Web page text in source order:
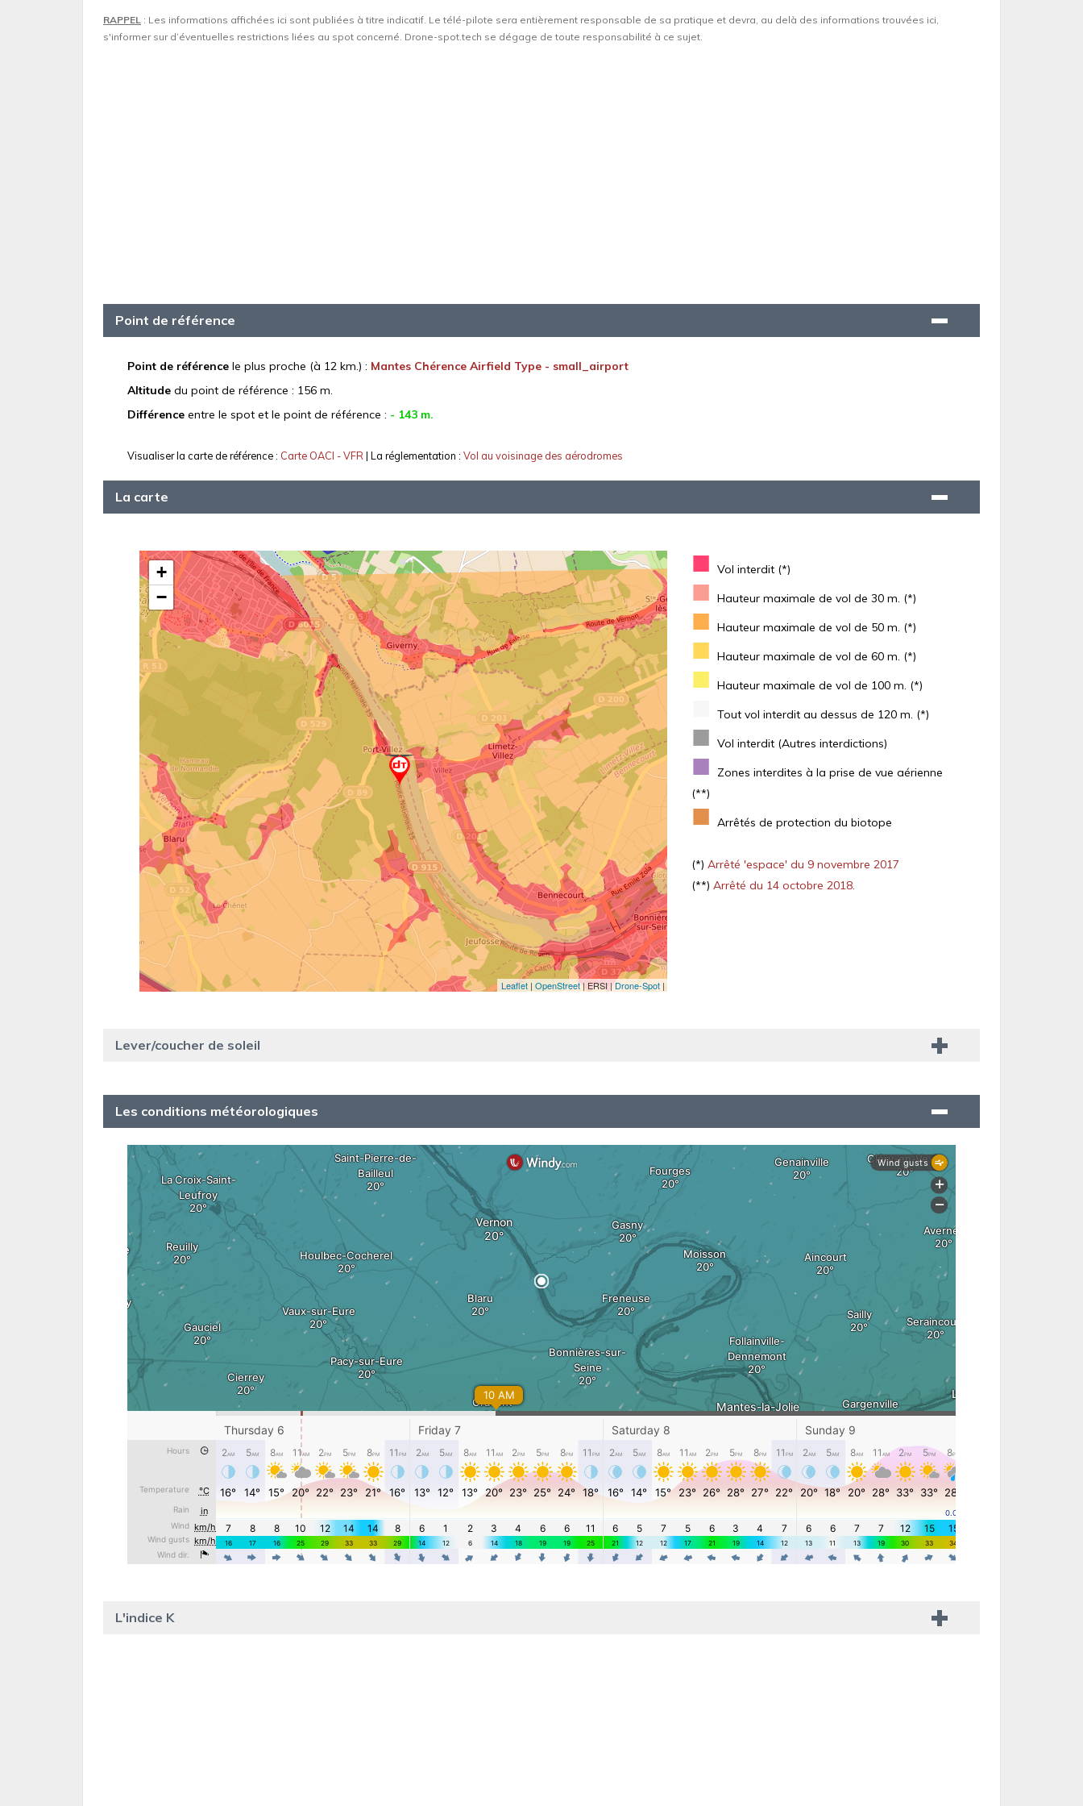
RAPPEL : Les informations affichées ici sont publiées à titre indicatif. Le télé-pilote sera entièrement responsable de sa pratique et devra, au delà des informations trouvées ici,
s'informer sur d’éventuelles restrictions liées au spot concerné. Drone-spot.tech se dégage de toute responsabilité à ce sujet.
Point de référence
Point de référence le plus proche (à 12 km.) : Mantes Chérence Airfield Type - small_airport
Altitude du point de référence : 156 m.
Différence entre le spot et le point de référence : - 143 m.
Visualiser la carte de référence : Carte OACI - VFR| La réglementation : Vol au voisinage des aérodromes
La carte
■ Vol interdit (*)
■ Hauteur maximale de vol de 30 m. (*)
■ Hauteur maximale de vol de 50 m. (*)
■ Hauteur maximale de vol de 60 m. (*)
■ Hauteur maximale de vol de 100 m. (*)
Tout vol interdit au dessus de 120 m. (*)
■ Vol interdit (Autres interdictions)
■
Zones interdites à la prise de vue aérienne
(**)
■ Arrêtés de protection du biotope
(*) Arrêté 'espace' du 9 novembre 2017
(**) Arrêté du 14 octobre 2018.
Lever/coucher de soleil
Les conditions météorologiques
L'indice K